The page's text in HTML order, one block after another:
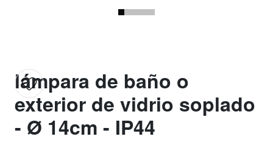
lámpara de baño o
exterior de vidrio soplado
- Ø 14cm - IP44